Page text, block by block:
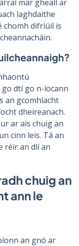
mar gheall ar
laghdaithe
chomh difriúil is
dtí go n-íocann
an gcomhlacht
dheireanach.
ar ais chuig an
cinn leis. Tá an
réir an dlí an
chuig an
ann le
an gnó ar